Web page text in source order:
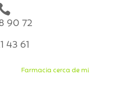
90 72
43 61
Farmacia cerca de mi